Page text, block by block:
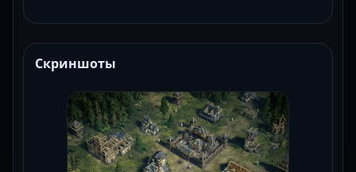
Скриншоты